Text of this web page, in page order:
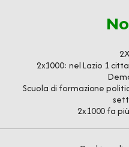
2x1000: nel Lazio 1
Scuola di formazione
2x1000 fa